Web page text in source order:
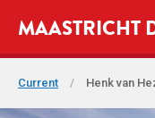
MAASTRICHT
Current / Henk van